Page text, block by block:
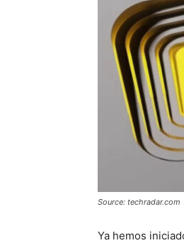
Source: techradar.com
Ya hemos